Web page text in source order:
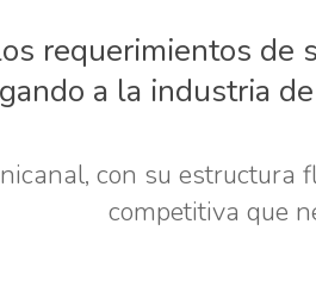
requerimientos de
a la industria
con su
competitiva que